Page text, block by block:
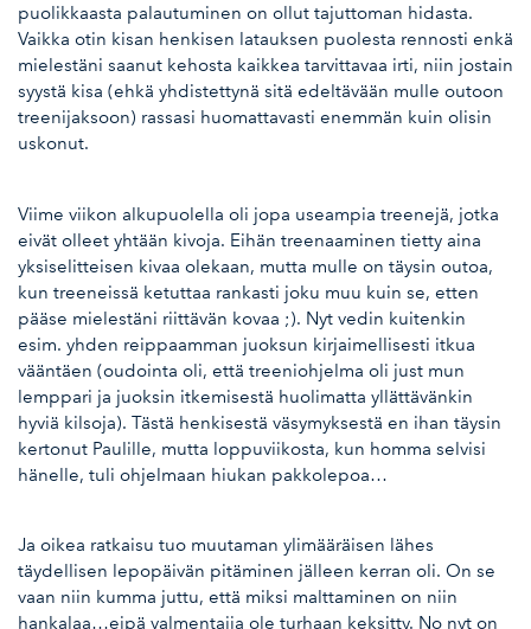
puolikkaasta palautuminen on ollut tajuttoman hidasta.
Vaikka otin kisan henkisen latauksen puolesta rennosti enkä
mielestäni saanut kehosta kaikkea tarvittavaa irti, niin jostain
syystä kisa (ehkä yhdistettynä sitä edeltävään mulle outoon
treenijaksoon) rassasi huomattavasti enemmän kuin olisin
uskonut.
Viime viikon alkupuolella oli jopa useampia treenejä, jotka
eivät olleet yhtään kivoja. Eihän treenaaminen tietty aina
yksiselitteisen kivaa olekaan, mutta mulle on täysin outoa,
kun treeneissä ketuttaa rankasti joku muu kuin se, etten
pääse mielestäni riittävän kovaa ;). Nyt vedin kuitenkin
esim. yhden reippaamman juoksun kirjaimellisesti itkua
vääntäen (oudointa oli, että treeniohjelma oli just mun
lemppari ja juoksin itkemisestä huolimatta yllättävänkin
hyviä kilsoja). Tästä henkisestä väsymyksestä en ihan täysin
kertonut Paulille, mutta loppuviikosta, kun homma selvisi
hänelle, tuli ohjelmaan hiukan pakkolepoa…
Ja oikea ratkaisu tuo muutaman ylimääräisen lähes
täydellisen lepopäivän pitäminen jälleen kerran oli. On se
vaan niin kumma juttu, että miksi malttaminen on niin
hankalaa…eipä valmentajia ole turhaan keksitty. No nyt on